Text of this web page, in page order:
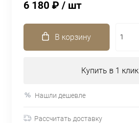
6 180 ₽ / шт
В корзину
Купить в 1 клик
Нашли дешевле
Рассчитать доставку